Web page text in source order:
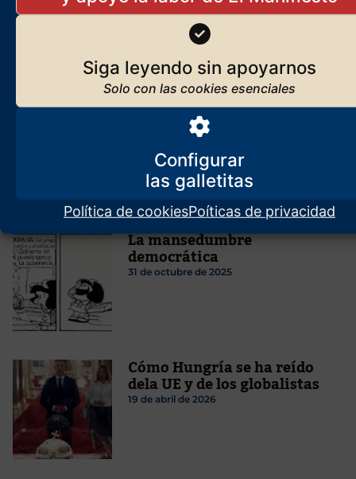
Siga leyendo sin apoyarnos
Configurar
Política de cookiesPoíticas de privacidad
Más artículos de Javier Ruiz
Portella
Santiago Armesilla: tan
izquierdista como patriota e
identitario
19 de marzo de 2025
La mansedumbre
democrática
31 de octubre de 2025
Cómo Hungría se ha reído
dela UE y de los globalistas
19 de abril de 2026